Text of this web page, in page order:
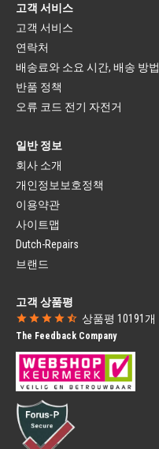
자전거 안장
안장
시트포스트
시트포스트 마운팅
안장 커버
포크
픽스드 포크
서스펜션 포크
펜더
머드가드
머드가드 스테이
자전거 펜더 부품
체인 가드
클로즈드 체인 가드
개방형 체인 가드
자전거 시트
전면 마운팅 자전거 시트
후면 마운팅 자전거 시트
자전거 시트 윈드스크린
자전거 바스켓
자전거 바스켓
모든 자전거 바스켓
자전거 도그 바스켓
자물쇠
프레임 자물쇠
고객 서비스
고객 서비스
연락처
배송료와 소요 시간, 배송 방법
반품 정책
오류 코드 전기 자전거
일반 정보
회사 소개
개인정보보호정책
이용약관
사이트맵
Dutch-Repairs
브랜드
고객 상품평
상품평 10191 개
The Feedback Company